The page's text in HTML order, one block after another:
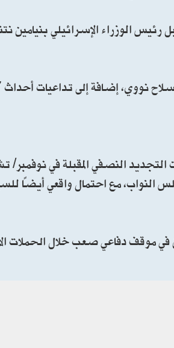
الوزراء الإسرائيلي بنيامين
النصفي المقبلة في نوفمبر/
النواب، مع احتمال واقعي
موقف دفاعي صعب خلال الحملات